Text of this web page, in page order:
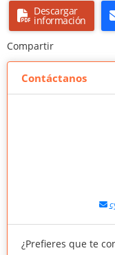
Descargar
información
Compartir
Contáctanos
¿Prefieres que te